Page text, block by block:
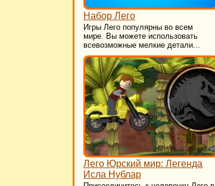
Набор Лего
Игры Лего популярны во всем
мире. Вы можете использовать
всевозможные мелкие детали...
Лего Юрский мир: Легенда
Исла Нублар